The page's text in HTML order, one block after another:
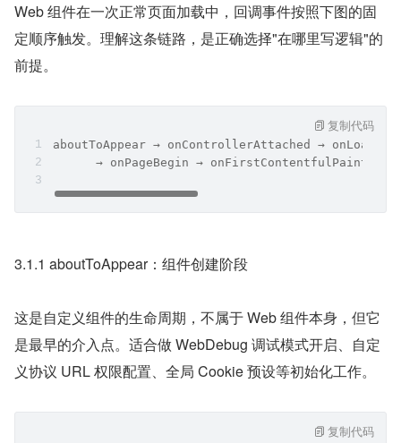
Web 组件在一次正常页面加载中，回调事件按照下图的固
定顺序触发。理解这条链路，是正确选择"在哪里写逻辑"的
前提。
aboutToAppear → onControllerAttached →
→ onPageBegin → onFirstContentfulPaint →
复制代码
3.1.1 aboutToAppear：组件创建阶段
这是自定义组件的生命周期，不属于 Web 组件本身，但它
是最早的介入点。适合做 WebDebug 调试模式开启、自定
义协议 URL 权限配置、全局 Cookie 预设等初始化工作。
复制代码